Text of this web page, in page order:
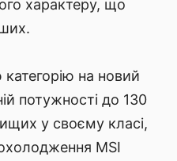
характеру, що
на новий
потужності до 130
у своєму класі,
MSI